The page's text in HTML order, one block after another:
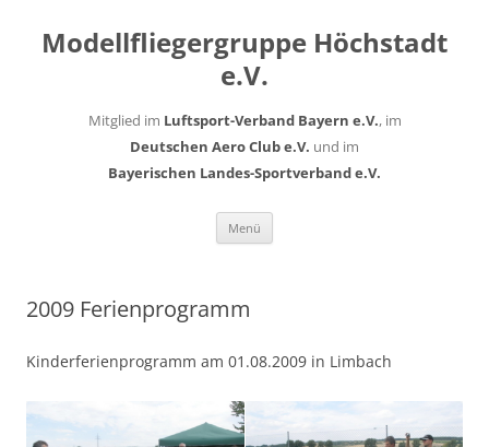
Modellfliegergruppe Höchstadt
e.V.
Mitglied im Luftsport-Verband Bayern e.V., im
Deutschen Aero Club e.V. und im
Bayerischen Landes-Sportverband e.V.
Menü
2009 Ferienprogramm
Kinderferienprogramm am 01.08.2009 in Limbach